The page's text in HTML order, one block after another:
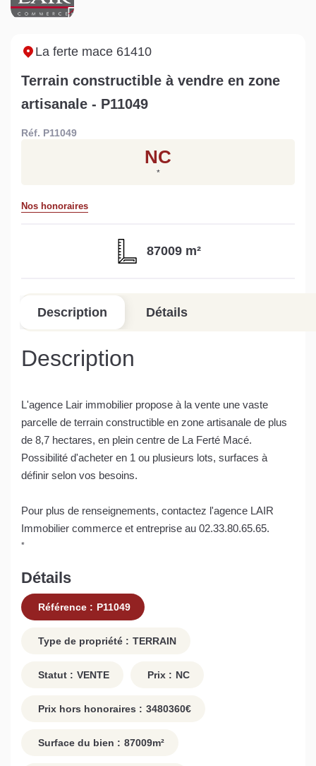
Sarthe pour booster sa
vente
Estimez votre bien en ligne.
en quelques clics.
La ferte mace 61410
Terrain constructible à vendre en zone
artisanale - P11049
Réf. P11049
NC
*
Nos honoraires
87009 m²
Description Détails
Description
L'agence Lair immobilier propose à la vente une vaste
parcelle de terrain constructible en zone artisanale de plus
de 8,7 hectares, en plein centre de La Ferté Macé.
Possibilité d'acheter en 1 ou plusieurs lots, surfaces à
définir selon vos besoins.
Pour plus de renseignements, contactez l'agence LAIR
Immobilier commerce et entreprise au 02.33.80.65.65.
*
Détails
Référence : P11049
Type de propriété : TERRAIN
Statut : VENTE Prix : NC
Prix hors honoraires : 3480360€
Surface du bien : 87009m²